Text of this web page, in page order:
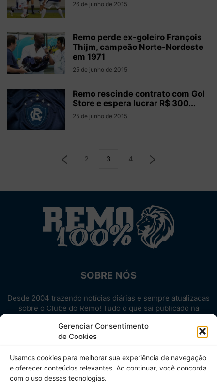
Gerenciar Consentimento
de Cookies
Usamos cookies para melhorar sua experiência de navegação
e oferecer conteúdos relevantes. Ao continuar, você concorda
com o uso dessas tecnologias.
26 de junho de 2015
Remo perde ex-goleiro François
Thijm, campeão Norte-Nordeste
em 1971
25 de junho de 2015
Remo rescinde contrato com Gol
Store e espera lucrar R$ 300...
25 de junho de 2015
2 3 4
SOBRE NÓS
Desde 2004 trazendo notícias diárias e sempre atualizadas
sobre o Clube do Remo! Tudo o que sai publicado na
Aproveite! Site não-oficial.
SIGA-NOS